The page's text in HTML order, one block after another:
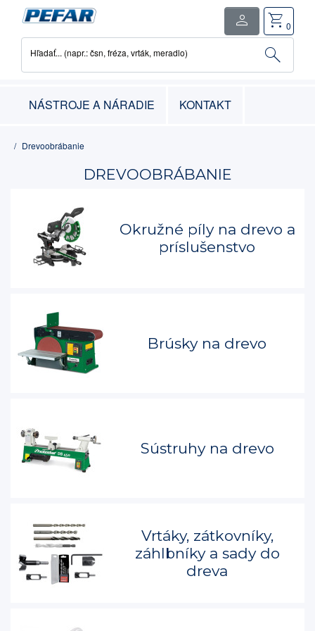
search
Hľadať... (napr.: čsn, fréza, vrták, meradlo)
shopping_cart 0
person
NÁSTROJE A NÁRADIE KONTAKT
close
položka
0.00€
Drevoobrábanie
DREVOOBRÁBANIE
Okružné píly na drevo a
príslušenstvo
Brúsky na drevo
Sústruhy na drevo
Vrtáky, zátkovníky,
záhlbníky a sady do
dreva